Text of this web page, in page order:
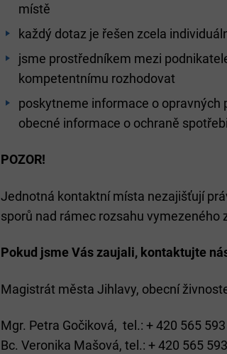
místě
každý dotaz je řešen zcela
jsme prostředníkem mezi
kompetentnímu rozhodovat
poskytneme informace o opravných
obecné informace o ochraně
POZOR!
Jednotná kontaktní místa nezajišťují
sporů nad rámec rozsahu vymezeného
Pokud jsme Vás zaujali, kontaktujte
Magistrát města Jihlavy, obecní
Mgr. Petra Gočiková, tel.: + 420 565
Bc. Veronika Mašová, tel.: + 420 565